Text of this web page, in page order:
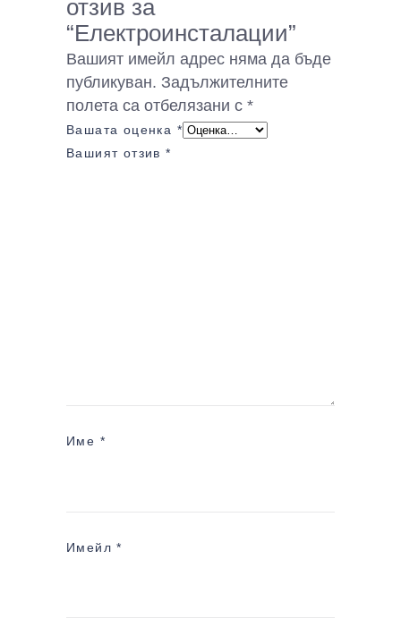
отзив за
“Електроинсталации”
Вашият имейл адрес няма да бъде
публикуван. Задължителните
полета са отбелязани с *
Вашата оценка *
Вашият отзив*
Име *
Имейл*